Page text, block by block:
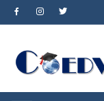
Saltar
al